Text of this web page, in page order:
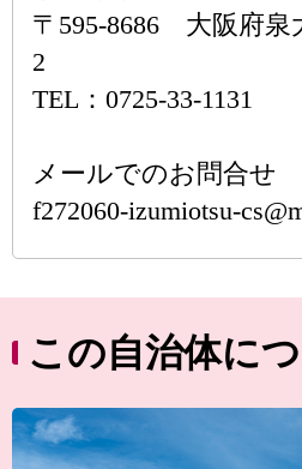
〒595-8686 大阪府泉
2
TEL：0725-33-1131
メールでのお問合せ
f272060-izumiotsu-
この自治体に